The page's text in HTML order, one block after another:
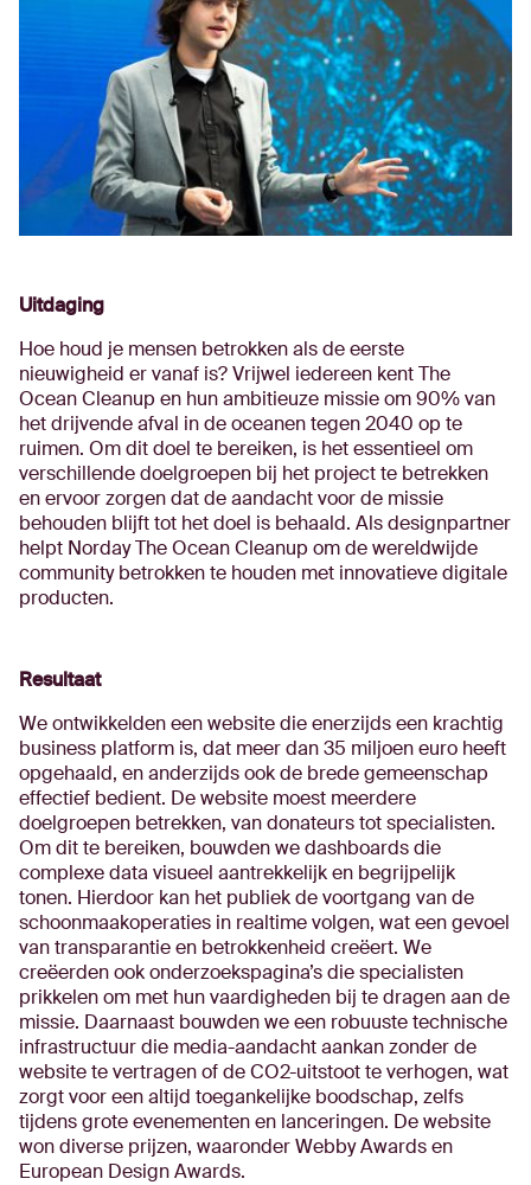
Uitdaging
Hoe houd je mensen betrokken als de eerste
nieuwigheid er vanaf is? Vrijwel iedereen kent The
Ocean Cleanup en hun ambitieuze missie om 90% van
het drijvende afval in de oceanen tegen 2040 op te
ruimen. Om dit doel te bereiken, is het essentieel om
verschillende doelgroepen bij het project te betrekken
en ervoor zorgen dat de aandacht voor de missie
behouden blijft tot het doel is behaald. Als designpartner
helpt Norday The Ocean Cleanup om de wereldwijde
community betrokken te houden met innovatieve digitale
producten.
Resultaat
We ontwikkelden een website die enerzijds een krachtig
business platform is, dat meer dan 35 miljoen euro heeft
opgehaald, en anderzijds ook de brede gemeenschap
effectief bedient. De website moest meerdere
doelgroepen betrekken, van donateurs tot specialisten.
Om dit te bereiken, bouwden we dashboards die
complexe data visueel aantrekkelijk en begrijpelijk
tonen. Hierdoor kan het publiek de voortgang van de
schoonmaakoperaties in realtime volgen, wat een gevoel
van transparantie en betrokkenheid creëert. We
creëerden ook onderzoekspagina’s die specialisten
prikkelen om met hun vaardigheden bij te dragen aan de
missie. Daarnaast bouwden we een robuuste technische
infrastructuur die media-aandacht aankan zonder de
website te vertragen of de CO2-uitstoot te verhogen, wat
zorgt voor een altijd toegankelijke boodschap, zelfs
tijdens grote evenementen en lanceringen. De website
won diverse prijzen, waaronder Webby Awards en
European Design Awards.